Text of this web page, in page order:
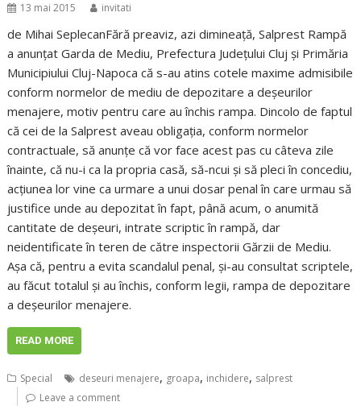
13 mai 2015 invitati
de Mihai SeplecanFără preaviz, azi dimineață, Salprest Rampă
a anunțat Garda de Mediu, Prefectura Județului Cluj și Primăria
Municipiului Cluj-Napoca că s-au atins cotele maxime admisibile
conform normelor de mediu de depozitare a deșeurilor
menajere, motiv pentru care au închis rampa. Dincolo de faptul
că cei de la Salprest aveau obligația, conform normelor
contractuale, să anunțe că vor face acest pas cu câteva zile
înainte, că nu-i ca la propria casă, să-ncui și să pleci în concediu,
acțiunea lor vine ca urmare a unui dosar penal în care urmau să
justifice unde au depozitat în fapt, până acum, o anumită
cantitate de deșeuri, intrate scriptic în rampă, dar
neidentificate în teren de către inspectorii Gărzii de Mediu.
Așa că, pentru a evita scandalul penal, și-au consultat scriptele,
au făcut totalul și au închis, conform legii, rampa de depozitare
a deșeurilor menajere.
READ MORE
Special deseuri menajere, groapa, inchidere, salprest
Leave a comment